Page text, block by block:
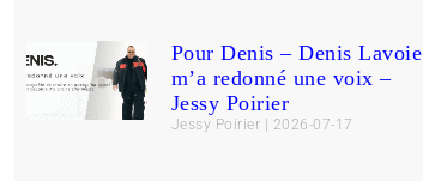
Pour Denis – Denis Lavoie
m’a redonné une voix –
Jessy Poirier
Jessy Poirier 2026-07-17